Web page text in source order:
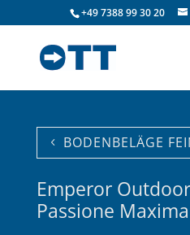
+49 7388 99 30 20
BODENBELÄGE
Emperor
Passione Maxima